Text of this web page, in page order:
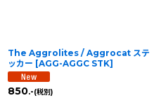
The Aggrolites / Aggrocat ステ
ッカー [AGG-AGGC STK]
850.-(税別)